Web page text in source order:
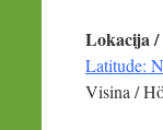
Lokacija /
Latitude:
Visina /